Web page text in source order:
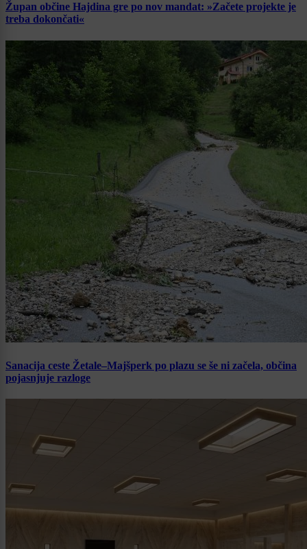
Župan občine Hajdina gre po nov mandat: »Začete projekte je
treba dokončati«
Sanacija ceste Žetale–Majšperk po plazu se še ni začela, občina
pojasnjuje razloge